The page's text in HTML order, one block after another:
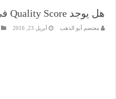
هل يوجد Quality Score في الشبكة الإعلانية ؟
معتصم أبو الذهب أبريل 23, 2016